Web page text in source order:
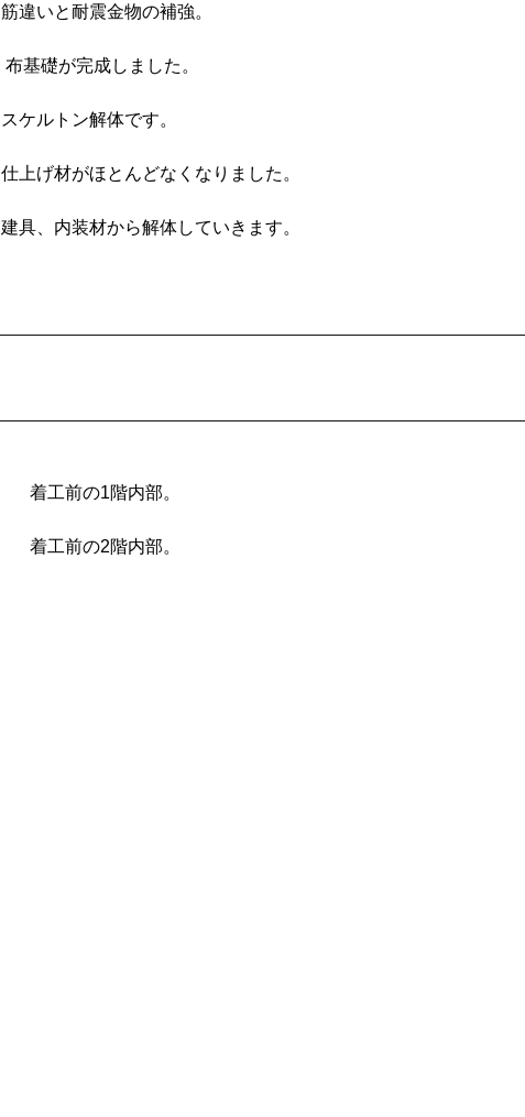
筋違いと耐震金物の補強。
布基礎が完成しました。
スケルトン解体です。
仕上げ材がほとんどなくなりました。
建具、内装材から解体していきます。
着工前の1階内部。
着工前の2階内部。